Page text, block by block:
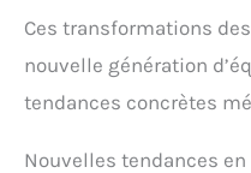
Ces transformations
nouvelle génération
tendances concrètes
Nouvelles tendances